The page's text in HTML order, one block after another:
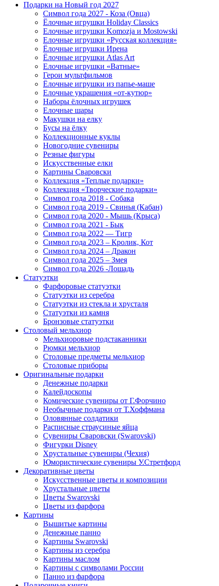
Подарки на Новый год 2027
Символ года 2027 - Коза (Овца)
Ёлочные игрушки Holiday Classics
Елочные игрушки Komozja и Mostowski
Елочные игрушки «Русская коллекция»
Ёлочные игрушки Ирена
Ёлочные игрушки Atlas Art
Елочные игрушки «Ватные»
Герои мультфильмов
Ёлочные игрушки из папье-маше
Елочные украшения «от-кутюр»
Наборы ёлочных игрушек
Елочные шары
Макушки на елку
Бусы на ёлку
Коллекционные куклы
Новогодние сувениры
Резные фигуры
Искусственные елки
Картины Сваровски
Коллекция «Теплые подарки»
Коллекция «Творческие подарки»
Символ года 2018 - Собака
Символ года 2019 - Свинья (Кабан)
Символ года 2020 - Мышь (Крыса)
Символ года 2021 - Бык
Символ года 2022 — Тигр
Символ года 2023 – Кролик, Кот
Символ года 2024 – Дракон
Символ года 2025 – Змея
Символ года 2026 -Лошадь
Статуэтки
Фарфоровые статуэтки
Статуэтки из серебра
Статуэтки из стекла и хрусталя
Статуэтки из камня
Бронзовые статуэтки
Столовый мельхиор
Мельхиоровые подстаканники
Рюмки мельхиор
Столовые предметы мельхиор
Столовые приборы
Оригинальные подарки
Денежные подарки
Калейдоскопы
Комические сувениры от Г.Форчино
Необычные подарки от Т.Хоффмана
Оловянные солдатики
Расписные страусиные яйца
Сувениры Сваровски (Swarovski)
Фигурки Disney
Хрустальные сувениры (Чехия)
Юмористические сувениры У.Стретфорд
Декоративные цветы
Искусственные цветы и композиции
Хрустальные цветы
Цветы Swarovski
Цветы из фарфора
Картины
Вышитые картины
Денежные панно
Картины Swarovski
Картины из серебра
Картины маслом
Картины с символами России
Панно из фарфора